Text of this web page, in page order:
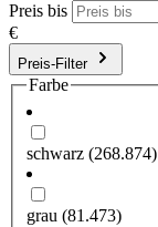
Preis bis
€
Preis-Filter
Farbe
schwarz (268.874)
grau (81.473)